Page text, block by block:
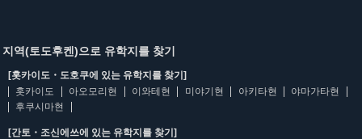
지역(토도후켄)으로 유학지를 찾기
[홋카이도・도호쿠에 있는 유학지를 찾기]
홋카이도
아오모리현 이와테현 미야기현 아키타현
야마가타현
후쿠시마현
[간토・조신에쓰에 있는 유학지를 찾기]